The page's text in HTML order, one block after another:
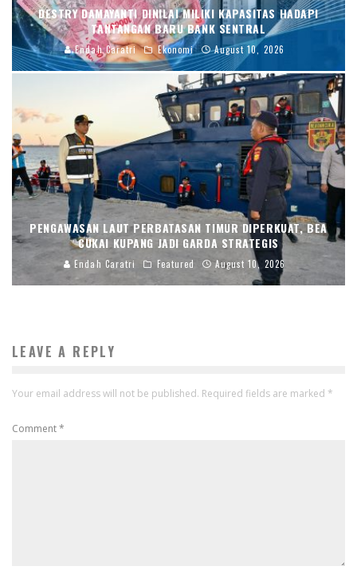
DESTRY DAMAYANTI DINILAI MILIKI KAPASITAS HADAPI
TANTANGAN BARU BANK SENTRAL
Endah Caratri Ekonomi August 10, 2026
PENGAWASAN LAUT PERBATASAN TIMUR DIPERKUAT, BEA
CUKAI KUPANG JADI GARDA STRATEGIS
Endah Caratri Featured August 10, 2026
LEAVE A REPLY
Your email address will not be published. Required fields are marked *
Comment*